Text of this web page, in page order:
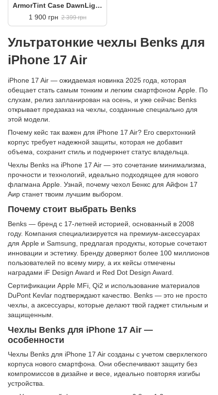
ArmorTint Case DawnLight
Gold for iPhone Air
1 900 грн 2 399 грн
Ультратонкие чехлы Benks для
iPhone 17 Air
iPhone 17 Air — ожидаемая новинка 2025 года, которая
обещает стать самым тонким и легким смартфоном Apple. По
слухам, релиз запланирован на осень, и уже сейчас Benks
открывает предзаказ на чехлы, созданные специально для
этой модели.
Почему кейс так важен для iPhone 17 Air? Его сверхтонкий
корпус требует надежной защиты, которая не добавит
объема, сохранит стиль и подчеркнет статус владельца.
Чехлы Benks на iPhone 17 Air — это сочетание минимализма,
прочности и технологий, идеально подходящее для нового
флагмана Apple. Узнай, почему чехол Бенкс для Айфон 17
Аир станет твоим лучшим выбором.
Почему стоит выбрать Benks
Benks — бренд с 17-летней историей, основанный в 2008
году. Компания специализируется на премиум-аксессуарах
для Apple и Samsung, предлагая продукты, которые сочетают
инновации и эстетику. Бренду доверяют более 100 миллионов
пользователей по всему миру, а их кейсы отмечены
наградами iF Design Award и Red Dot Design Award.
Сертификации Apple MFi, Qi2 и использование материалов
DuPont Kevlar подтверждают качество. Benks — это не просто
чехлы, а аксессуары, которые делают твой гаджет стильным и
защищенным.
Чехлы Benks для iPhone 17 Air —
особенности
Чехлы Benks для iPhone 17 Air созданы с учетом сверхлегкого
корпуса нового смартфона. Они обеспечивают защиту без
компромиссов в дизайне и весе, идеально повторяя изгибы
устройства.